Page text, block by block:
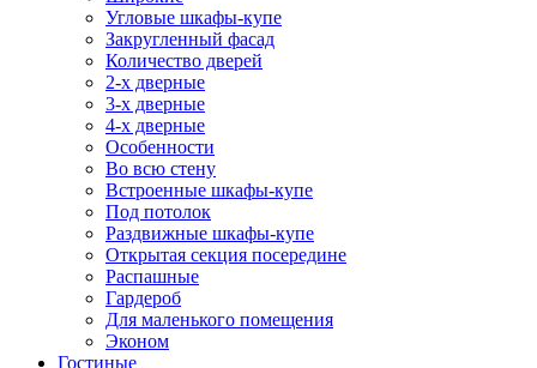
Угловые шкафы-купе
Закругленный фасад
Количество дверей
2-х дверные
3-х дверные
4-х дверные
Особенности
Во всю стену
Встроенные шкафы-купе
Под потолок
Раздвижные шкафы-купе
Открытая секция посередине
Распашные
Гардероб
Для маленького помещения
Эконом
Гостиные